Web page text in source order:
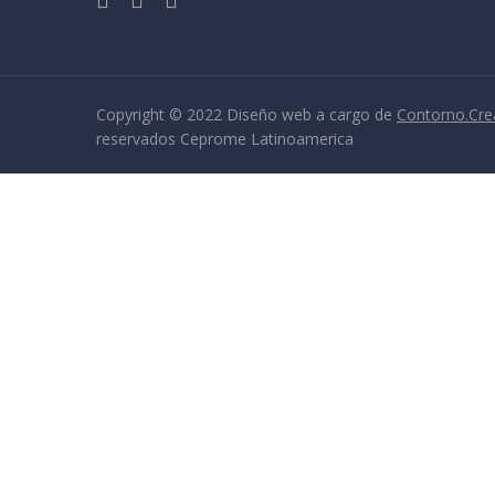
Copyright © 2022 Diseño web a cargo de
reservados Ceprome Latinoamerica